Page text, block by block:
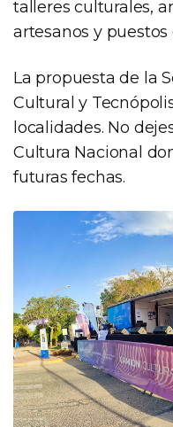
talleres culturales,
artesanos y
La propuesta de la
Cultural y
localidades. No
Cultura Nacional
futuras fechas.